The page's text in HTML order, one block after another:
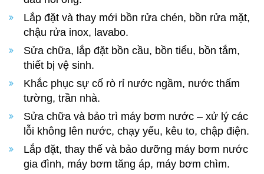
Lắp đặt và thay mới bồn rửa chén, bồn rửa mặt,
chậu rửa inox, lavabo.
Sửa chữa, lắp đặt bồn cầu, bồn tiểu, bồn tắm,
thiết bị vệ sinh.
Khắc phục sự cố rò rỉ nước ngầm, nước thấm
tường, trần nhà.
Sửa chữa và bảo trì máy bơm nước – xử lý các
lỗi không lên nước, chạy yếu, kêu to, chập điện.
Lắp đặt, thay thế và bảo dưỡng máy bơm nước
gia đình, máy bơm tăng áp, máy bơm chìm.